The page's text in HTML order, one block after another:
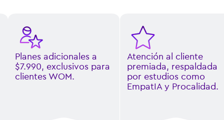
Atención al cliente
premiada, respaldada
por estudios como
Pago de suscripciones,
Apps y servicios
adicionales directo en
tu boleta WOM